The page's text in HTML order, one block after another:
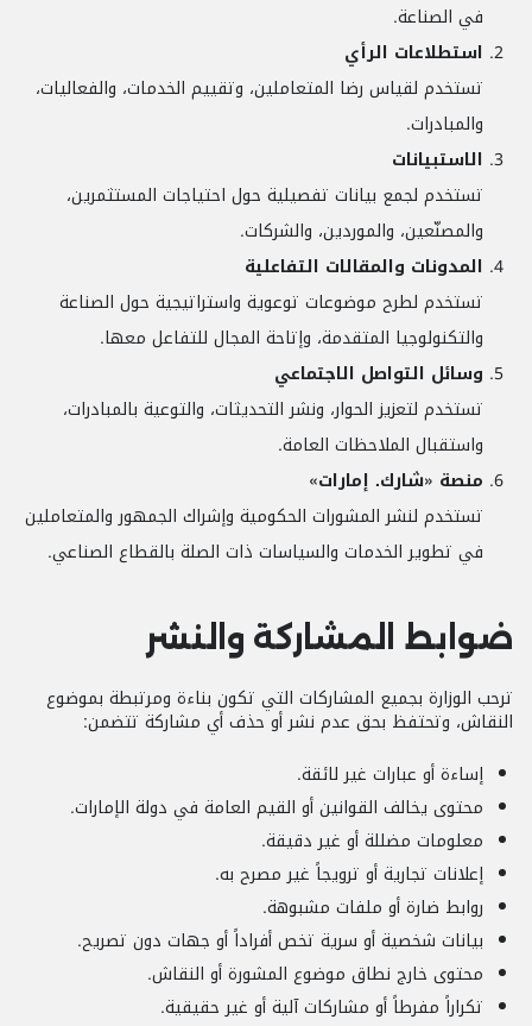
في الصناعة.
استطلاعات الرأي
تستخدم لقياس رضا المتعاملين، وتقييم الخدمات، والفعاليات،
والمبادرات.
الاستبيانات
تستخدم لجمع بيانات تفصيلية حول احتياجات المستثمرين،
والمصنّعين، والموردين، والشركات.
المدونات والمقالات التفاعلية
تستخدم لطرح موضوعات توعوية واستراتيجية حول الصناعة
والتكنولوجيا المتقدمة، وإتاحة المجال للتفاعل معها.
وسائل التواصل الاجتماعي
تستخدم لتعزيز الحوار، ونشر التحديثات، والتوعية بالمبادرات،
واستقبال الملاحظات العامة.
منصة «شارك. إمارات»
تستخدم لنشر المشورات الحكومية وإشراك الجمهور والمتعاملين
في تطوير الخدمات والسياسات ذات الصلة بالقطاع الصناعي.
ضوابط المشاركة والنشر
ترحب الوزارة بجميع المشاركات التي تكون بناءة ومرتبطة بموضوع
النقاش، وتحتفظ بحق عدم نشر أو حذف أي مشاركة تتضمن:
إساءة أو عبارات غير لائقة.
محتوى يخالف القوانين أو القيم العامة في دولة الإمارات.
معلومات مضللة أو غير دقيقة.
إعلانات تجارية أو ترويجاً غير مصرح به.
روابط ضارة أو ملفات مشبوهة.
بيانات شخصية أو سرية تخص أفراداً أو جهات دون تصريح.
محتوى خارج نطاق موضوع المشورة أو النقاش.
تكراراً مفرطاً أو مشاركات آلية أو غير حقيقية.